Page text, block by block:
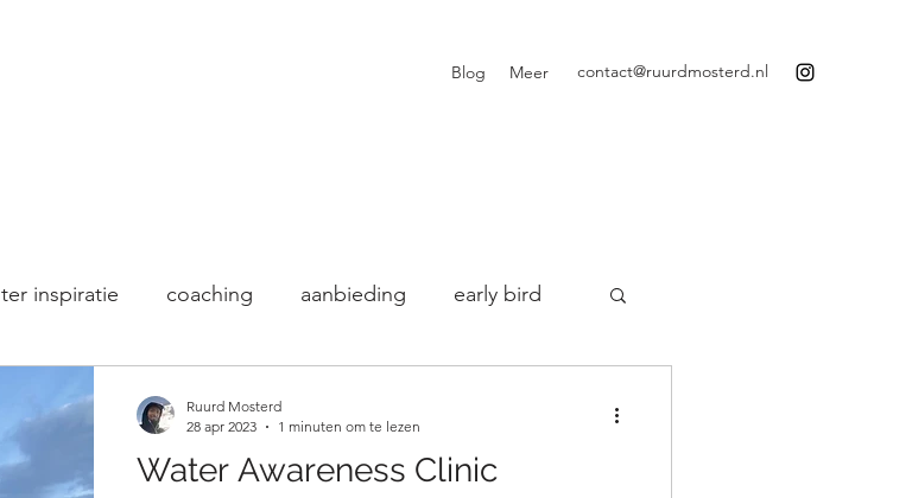
Blog Meer contact@ruurdmosterd.nl
ter inspiratie coaching aanbieding early bird
Micro Adventure
Blue Mind Tribe Blue Mind Water Awareness
Water Awareness Clinic
Ruurd Mosterd
28 apr 2023
1 minuten om te lezen